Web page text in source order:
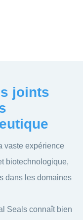
joints
vaste expérience
biotechnologique,
dans les domaines
Seals connaît bien